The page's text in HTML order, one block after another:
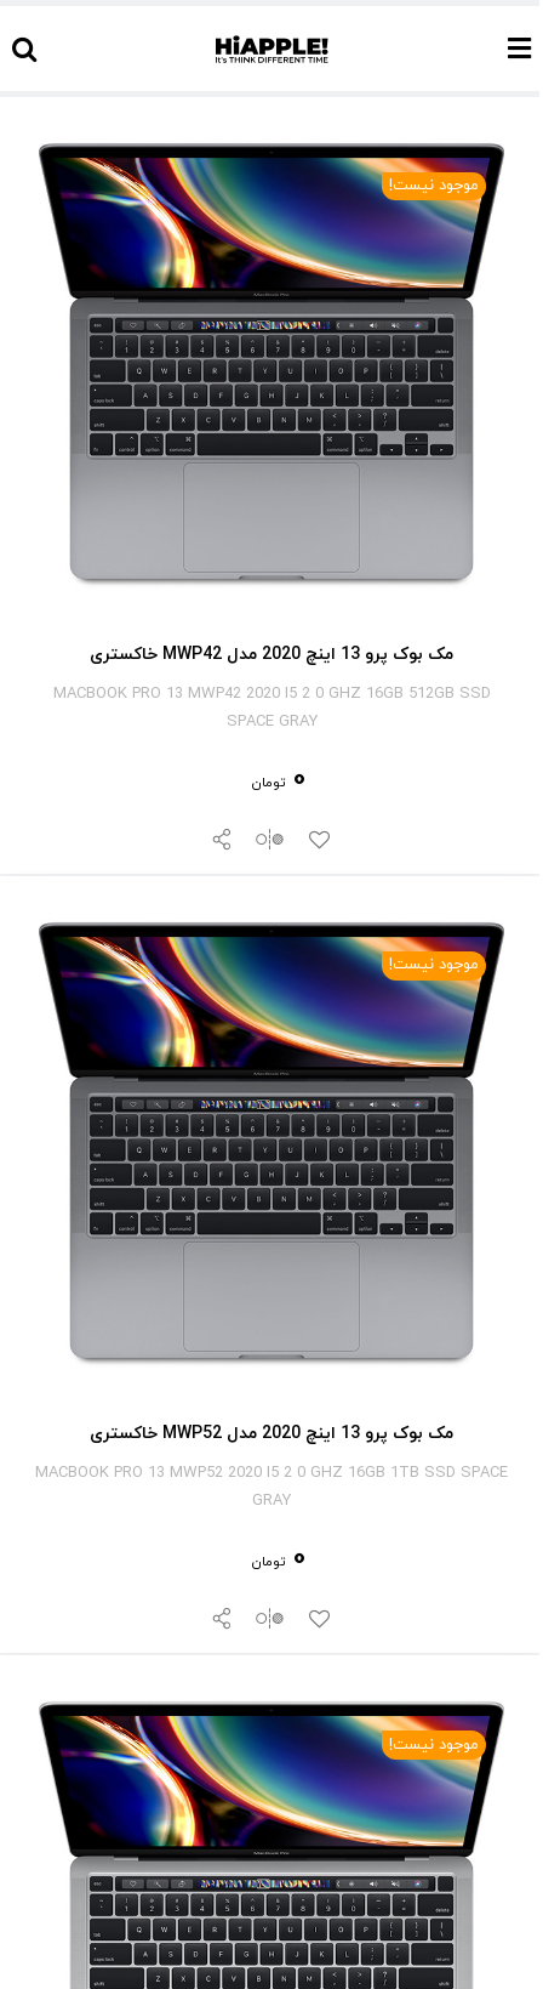
to
موجود نیست!
مک بوک پرو 13 اینچ 2020 مدل MWP42 خاکستری
MACBOOK PRO 13 MWP42 2020 I5 2 0 GHZ 16GB 512GB SSD
SPACE GRAY
0 تومان
موجود نیست!
مک بوک پرو 13 اینچ 2020 مدل MWP52 خاکستری
MACBOOK PRO 13 MWP52 2020 I5 2 0 GHZ 16GB 1TB SSD SPACE
GRAY
0 تومان
موجود نیست!